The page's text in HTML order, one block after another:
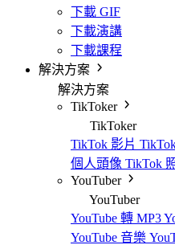
下載 GIF
下載演講
下載課程
解決方案
解決方案
TikToker
TikToker
TikTok 影片
個人頭像 TikTok
YouTuber
YouTuber
YouTube 轉 MP3
YouTube 音樂